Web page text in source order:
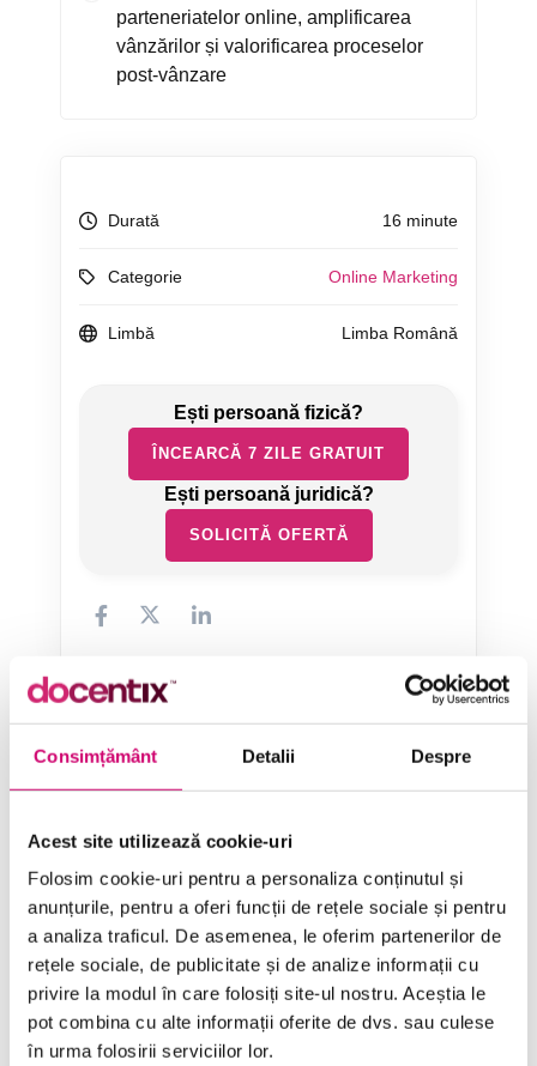
Consimțământ Detalii Despre
Acest site utilizează cookie-uri
Folosim cookie-uri pentru a personaliza conținutul și
anunțurile, pentru a oferi funcții de rețele sociale și pentru
a analiza traficul. De asemenea, le oferim partenerilor de
rețele sociale, de publicitate și de analize informații cu
privire la modul în care folosiți site-ul nostru. Aceștia le
pot combina cu alte informații oferite de dvs. sau culese
în urma folosirii serviciilor lor.
parteneriatelor online, amplificarea
vânzărilor și valorificarea proceselor
post-vânzare
Durată 16 minute
Categorie Online Marketing
Limbă Limba Română
ÎNCEARCĂ 7 ZILE GRATUIT
SOLICITĂ OFERTĂ
Categorii de Cursuri
Comunicare
Dezvoltare personală și profesională
Finanțe
Limba Engleză
Management și Leadership